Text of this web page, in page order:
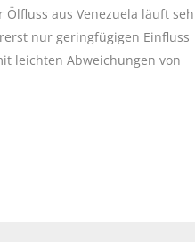
aus Venezuela läuft
nur geringfügigen Einfluss
leichten Abweichungen von